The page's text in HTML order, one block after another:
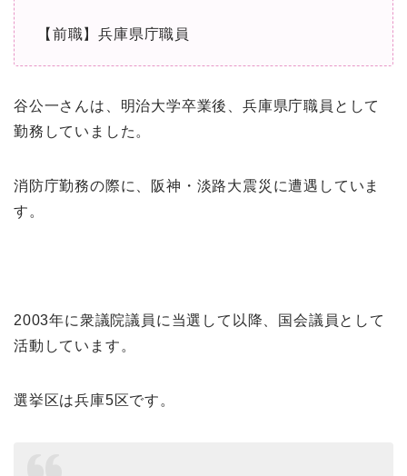
【前職】兵庫県庁職員
谷公一さんは、明治大学卒業後、兵庫県庁職員として
勤務していました。
消防庁勤務の際に、阪神・淡路大震災に遭遇していま
す。
2003年に衆議院議員に当選して以降、国会議員として
活動しています。
選挙区は兵庫5区です。